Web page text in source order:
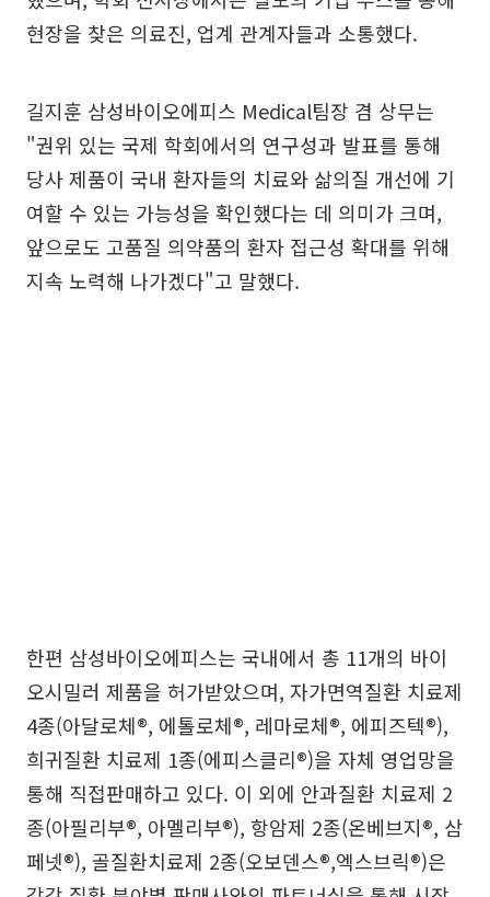
현장을 찾은 의료진, 업계 관계자들과 소통했다.
길지훈 삼성바이오에피스 Medical팀장 겸 상무는
"권위 있는 국제 학회에서의 연구성과 발표를 통해
당사 제품이 국내 환자들의 치료와 삶의질 개선에 기
여할 수 있는 가능성을 확인했다는 데 의미가 크며,
앞으로도 고품질 의약품의 환자 접근성 확대를 위해
지속 노력해 나가겠다"고 말했다.
한편 삼성바이오에피스는 국내에서 총 11개의 바이
오시밀러 제품을 허가받았으며, 자가면역질환 치료제
4종(아달로체®, 에톨로체®, 레마로체®, 에피즈텍®),
희귀질환 치료제 1종(에피스클리®)을 자체 영업망을
통해 직접판매하고 있다. 이 외에 안과질환 치료제 2
종(아필리부®, 아멜리부®), 항암제 2종(온베브지®, 삼
페넷®), 골질환치료제 2종(오보덴스®,엑스브릭®)은